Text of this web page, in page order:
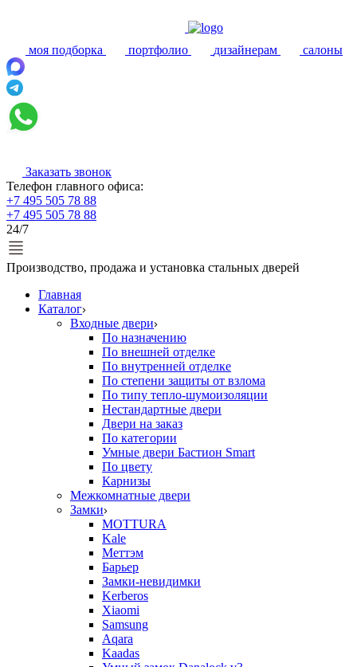
моя подборка портфолио дизайнерам салоны
Заказать звонок
Телефон главного офиса:
+7 495 505 78 88
+7 495 505 78 88
24/7
Производство, продажа и установка стальных дверей
Главная
Каталог
Входные двери
По назначению
По внешней отделке
По внутренней отделке
По степени защиты от взлома
По типу тепло-шумоизоляции
Нестандартные двери
Двери на заказ
По категории
Умные двери Бастион Smart
По цвету
Карнизы
Межкомнатные двери
Замки
MOTTURA
Kale
Меттэм
Барьер
Замки-невидимки
Kerberos
Xiaomi
Samsung
Aqara
Kaadas